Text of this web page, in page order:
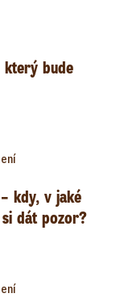
bude
kdy, v jaké
dát pozor?